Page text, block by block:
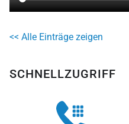
<< Alle Einträge zeigen
SCHNELLZUGRIFF